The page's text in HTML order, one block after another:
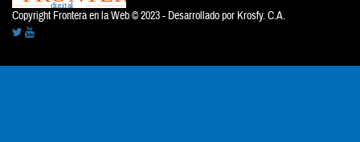
Copyright Frontera en la Web © 2023 - Desarrollado por Krosfy. C.A.